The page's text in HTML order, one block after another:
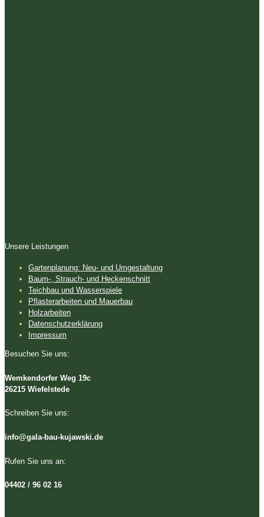
Unsere Leistungen
Gartenplanung: Neu- und Umgestaltung
Baum-, Strauch- und Heckenschnitt
Teichbau und Wasserspiele
Pflasterarbeiten und Mauerbau
Holzarbeiten
Datenschutzerklärung
Impressum
Besuchen Sie uns:
Wemkendorfer Weg 19c
26215 Wiefelstede
Schreiben Sie uns:
info@gala-bau-kujawski.de
Rufen Sie uns an:
04402 / 96 02 16